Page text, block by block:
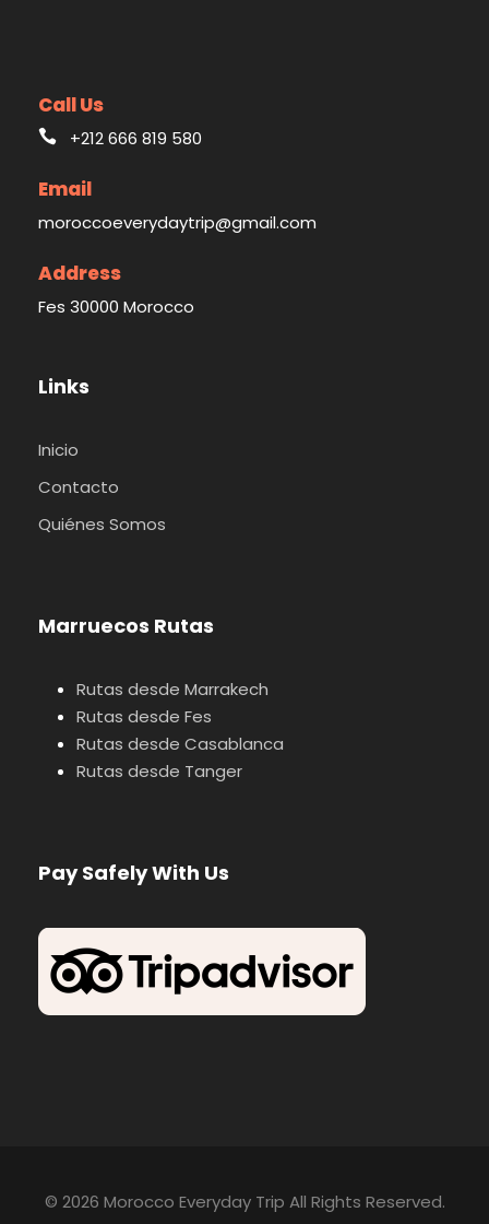
Call Us
+212 666 819 580
Email
moroccoeverydaytrip@gmail.com
Address
Fes 30000 Morocco
Links
Inicio
Contacto
Quiénes Somos
Marruecos Rutas
Rutas desde Marrakech
Rutas desde Fes
Rutas desde Casablanca
Rutas desde Tanger
Pay Safely With Us
© 2026 Morocco Everyday Trip All Rights Reserved.